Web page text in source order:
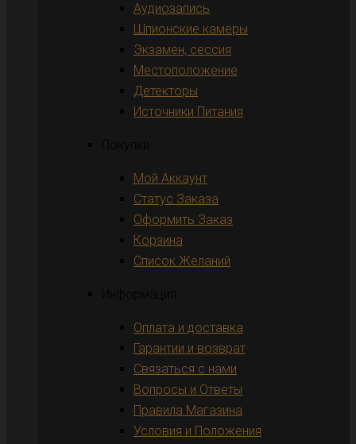
Аудиозапись
Шпионские камеры
Экзамен, сессия
Местоположение
Детекторы
Источники Питания
Мой Аккаунт
Статус Заказа
Оформить Заказ
Корзина
Список Желаний
Оплата и доставка
Гарантии и возврат
Связаться с нами
Вопросы и Ответы
Правила Магазина
Условия и Положения